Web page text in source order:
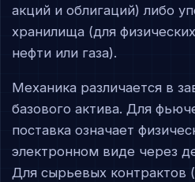
акций и облигаций) либо
хранилища (для
нефти или газа).
Механика различается в
базового актива. Для
поставка означает
электронном виде через
Для сырьевых контрактов